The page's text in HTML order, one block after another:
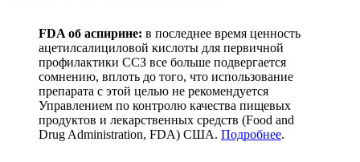
FDA об аспирине: в последнее время ценность
ацетилсалициловой кислоты для первичной
профилактики ССЗ все больше подвергается
сомнению, вплоть до того, что использование
препарата с этой целью не рекомендуется
Управлением по контролю качества пищевых
продуктов и лекарственных средств (Food and
Drug Administration, FDA) США. Подробнее.